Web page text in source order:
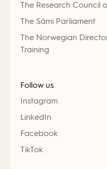
The Research Council
The Sámi Parliament
The Norwegian
Training
Follow us
Instagram
LinkedIn
Facebook
TikTok